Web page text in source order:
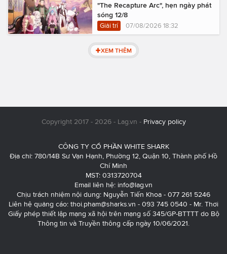
"The Recapture Arc", hẹn ngày phát
sóng 12/8
Giải trí 07/08/2026 18:32
XEM THÊM
Copyright 2017 - 2026 - Lag.vn - Privacy policy
CÔNG TY CỔ PHẦN WHITE SHARK
Địa chỉ: 780/14B Sư Vạn Hạnh, Phường 12, Quận 10, Thành phố Hồ
Chí Minh
MST: 0313720704
Email liên hệ: info@lag.vn
Chịu trách nhiệm nội dung: Nguyễn Tiến Khoa - 077 261 5246
Liên hệ quảng cáo: thoi.pham@sharks.vn - 093 745 0540 - Mr. Thơi
Giấy phép thiết lập mạng xã hội trên mạng số 345/GP-BTTTT do Bộ
Thông tin và Truyền thông cấp ngày 10/06/2021.